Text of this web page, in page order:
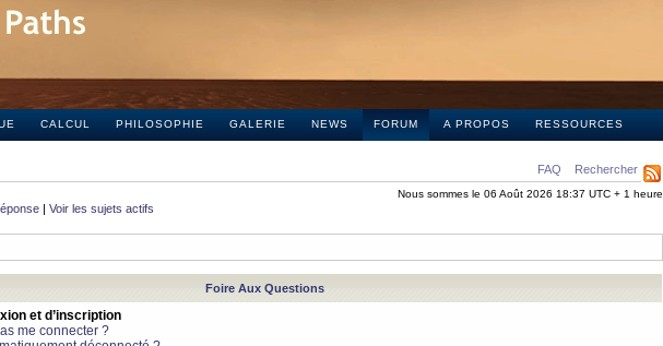
CALCUL PHILOSOPHIE GALERIE NEWS FORUM A PROPOS RESSOURCES
FAQ Rechercher
Nous sommes le 06 Août 2026 18:37 UTC + 1 heure
| Voir les sujets actifs
Foire Aux Questions
et d’inscription
me connecter ?